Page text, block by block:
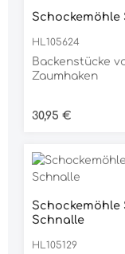
Schockemöhle
HL105624
Backenstücke
Zaumhaken
Regulärer Preis:
30,95 €
Schnalle
HL105129